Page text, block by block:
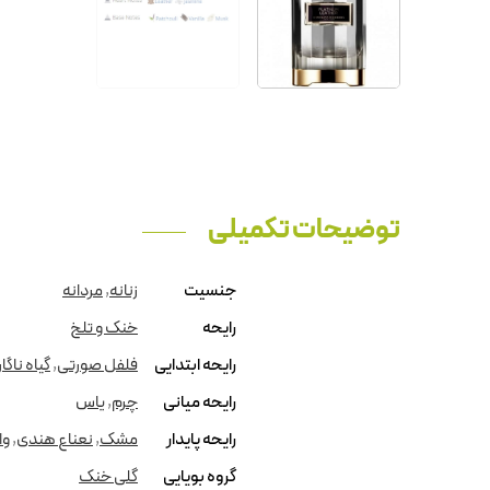
توضیحات تکمیلی
جنسیت زنانه,مردانه
رایحه
خنک و تلخ
رایحه ابتدایی
فلفل صورتی,گیاه
رایحه میانی
چرم,یاس
رایحه پایدار
مشک,نعناع هندی,
گروه بویایی
گلی خنک